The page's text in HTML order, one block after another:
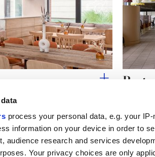
process your personal data, e.g. your
information on your device in order to
audience research and services
Your privacy choices are only
Liens utiles